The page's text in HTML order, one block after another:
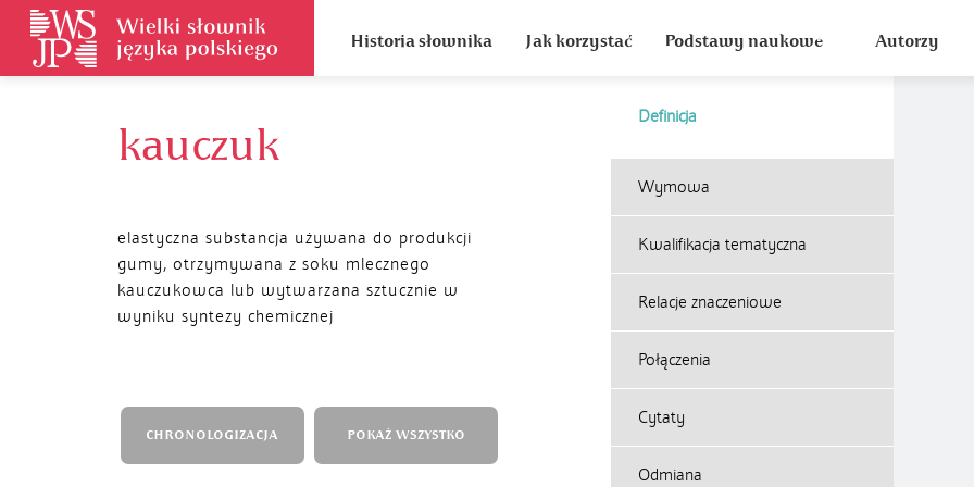
Historia słownika Jak korzystać Podstawy naukowe Autorzy
kauczuk
Definicja
elastyczna substancja używana do produkcji
gumy, otrzymywana z soku mlecznego
kauczukowca lub wytwarzana sztucznie w
wyniku syntezy chemicznej
Wymowa
Kwalifikacja tematyczna
Relacje znaczeniowe
Połączenia
Cytaty
Odmiana
CHRONOLOGIZACJA POKAŻ WSZYSTKO